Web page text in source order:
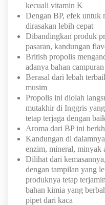
kecuali vitamin K
Dengan BP, efek untuk
dirasakan lebih cepat
Dibandingkan produk
pasaran, kandungan
British propolis
adanya bahan
Berasal dari lebah
musim
Propolis ini diolah
mutakhir di Inggris
tetap terjaga dengan
Aroma dari BP ini
Kandungan di
enzim, mineral, minyak
Dilihat dari
dengan tampilan yang
produknya tetap
bahan kimia yang
pipet dari kaca